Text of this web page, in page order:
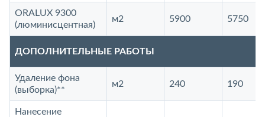
ORALUX 9300
(люминисцентная)
м2 5900 5750
ДОПОЛНИТЕЛЬНЫЕ РАБОТЫ
Удаление фона
(выборка)**
м2 240 190
Нанесение